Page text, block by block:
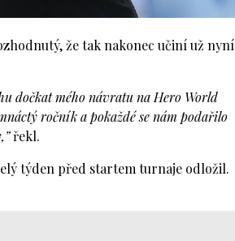
že tak nakonec učiní už nyní
dočkat mého návratu na Hero World
ročník a pokaždé se nám podařilo
řekl.
týden před startem turnaje odložil.